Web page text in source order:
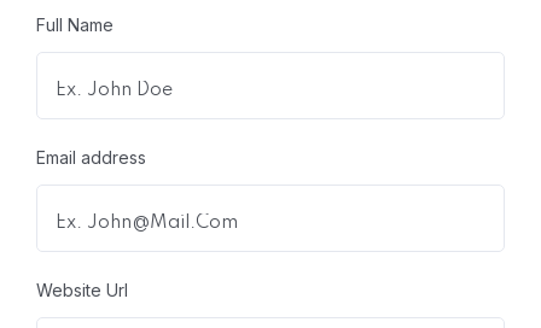
Full Name
Email address
Website Url